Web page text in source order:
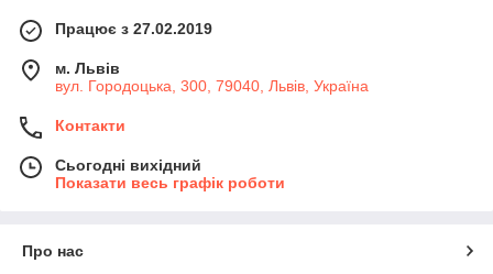
Працює з 27.02.2019
м. Львів
вул. Городоцька, 300, 79040, Львів, Україна
Контакти
Сьогодні вихідний
Показати весь графік роботи
Про нас